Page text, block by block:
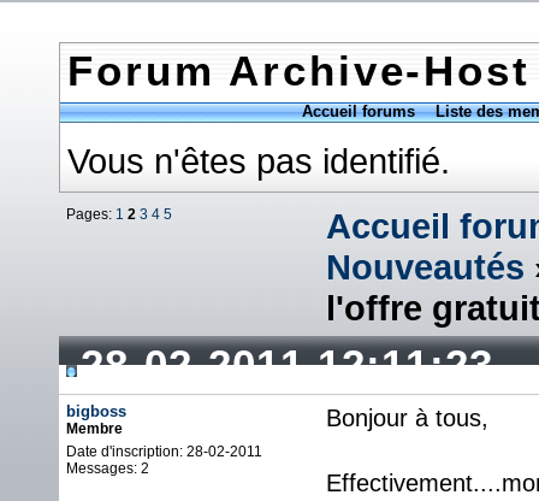
Forum Archive-Host
Accueil forums Liste des
Vous n'êtes pas identifié.
Pages: 1 2 3 4 5
Accueil
Nouveautés
l'offre
28-02-2011 12:11:23
bigboss
Membre
Date d'inscription: 28-02-2011
Messages: 2
Bonjour à tous,